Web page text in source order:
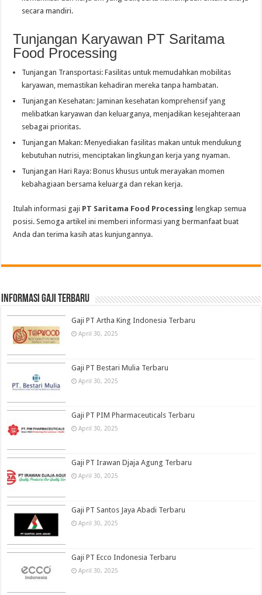
secara mandiri.
Tunjangan Karyawan PT Saritama
Food Processing
Tunjangan Transportasi: Fasilitas untuk memudahkan mobilitas
karyawan, memastikan kehadiran mereka tanpa hambatan.
Tunjangan Kesehatan: Jaminan kesehatan komprehensif yang
melibatkan karyawan dan keluarganya, menjadikan kesejahteraan
sebagai prioritas.
Tunjangan Makan: Menyediakan fasilitas makan untuk mendukung
kebutuhan nutrisi, menciptakan lingkungan kerja yang nyaman.
Tunjangan Hari Raya: Bonus khusus untuk merayakan momen
kebahagiaan bersama keluarga dan rekan kerja.
Itulah informasi gaji PT Saritama Food Processing lengkap semua
posisi. Semoga artikel ini memberi informasi yang bermanfaat buat
Anda dan terima kasih atas kunjungannya.
informasi gaji terbaru
Gaji PT Artha King Indonesia Terbaru
April 30, 2025
Gaji PT Bestari Mulia Terbaru
April 30, 2025
Gaji PT PIM Pharmaceuticals Terbaru
April 30, 2025
Gaji PT Irawan Djaja Agung Terbaru
April 30, 2025
Gaji PT Santos Jaya Abadi Terbaru
April 30, 2025
Gaji PT Ecco Indonesia Terbaru
April 30, 2025